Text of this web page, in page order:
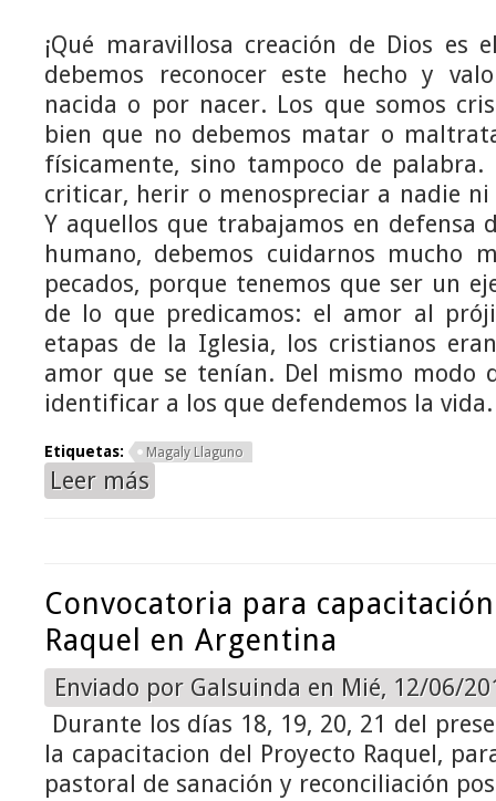
¡Qué maravillosa creación de Dios es
debemos reconocer este hecho y
nacida o por nacer. Los que somos
bien que no debemos matar o
físicamente, sino tampoco de
criticar, herir o menospreciar a nadie
Y aquellos que trabajamos en defensa
humano, debemos cuidarnos mucho
pecados, porque tenemos que ser un
de lo que predicamos: el amor al
etapas de la Iglesia, los cristianos
amor que se tenían. Del mismo modo
identificar a los que defendemos la vida.
Etiquetas: Magaly Llaguno
Leer más
Convocatoria para
Raquel en Argentina
Enviado por Galsuinda en Mié, 12/06/
Durante los días 18, 19, 20, 21 del
la capacitacion del Proyecto Raquel,
pastoral de sanación y reconciliación